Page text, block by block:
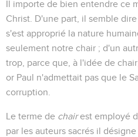
Il importe de bien entendre ce
Christ. D'une part, il semble
s'est approprié la nature
seulement notre chair ; d'un
trop, parce que, à l'idée de
or Paul n'admettait pas que le
corruption.
Le terme de chairest employé
par les auteurs sacrés il